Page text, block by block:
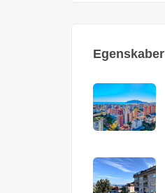
Egenskaber